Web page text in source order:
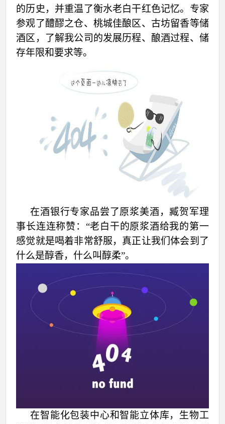
的历史，并重温了衡水老白干红色记忆。专家
参观了醴醪之仓、桃城佳酿区、古坊留香等储
酒区，了解我公司的发展历程、酿酒过程、储
存年限和要求等。
在酒银行专家品尝了原浆美酒，臧贺军理
事长连连称赞：“老白干的原浆酒给我的第一
感觉就是喝着非常舒服，真正让我们体会到了
什么是醇香，什么叫醇柔”。
在智能化包装中心和智能立体库，生物工